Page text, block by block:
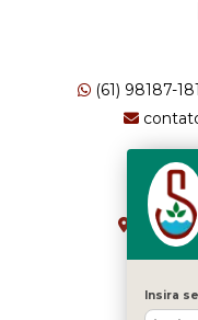
(61) 98187-
CRS
Brasília
Insira